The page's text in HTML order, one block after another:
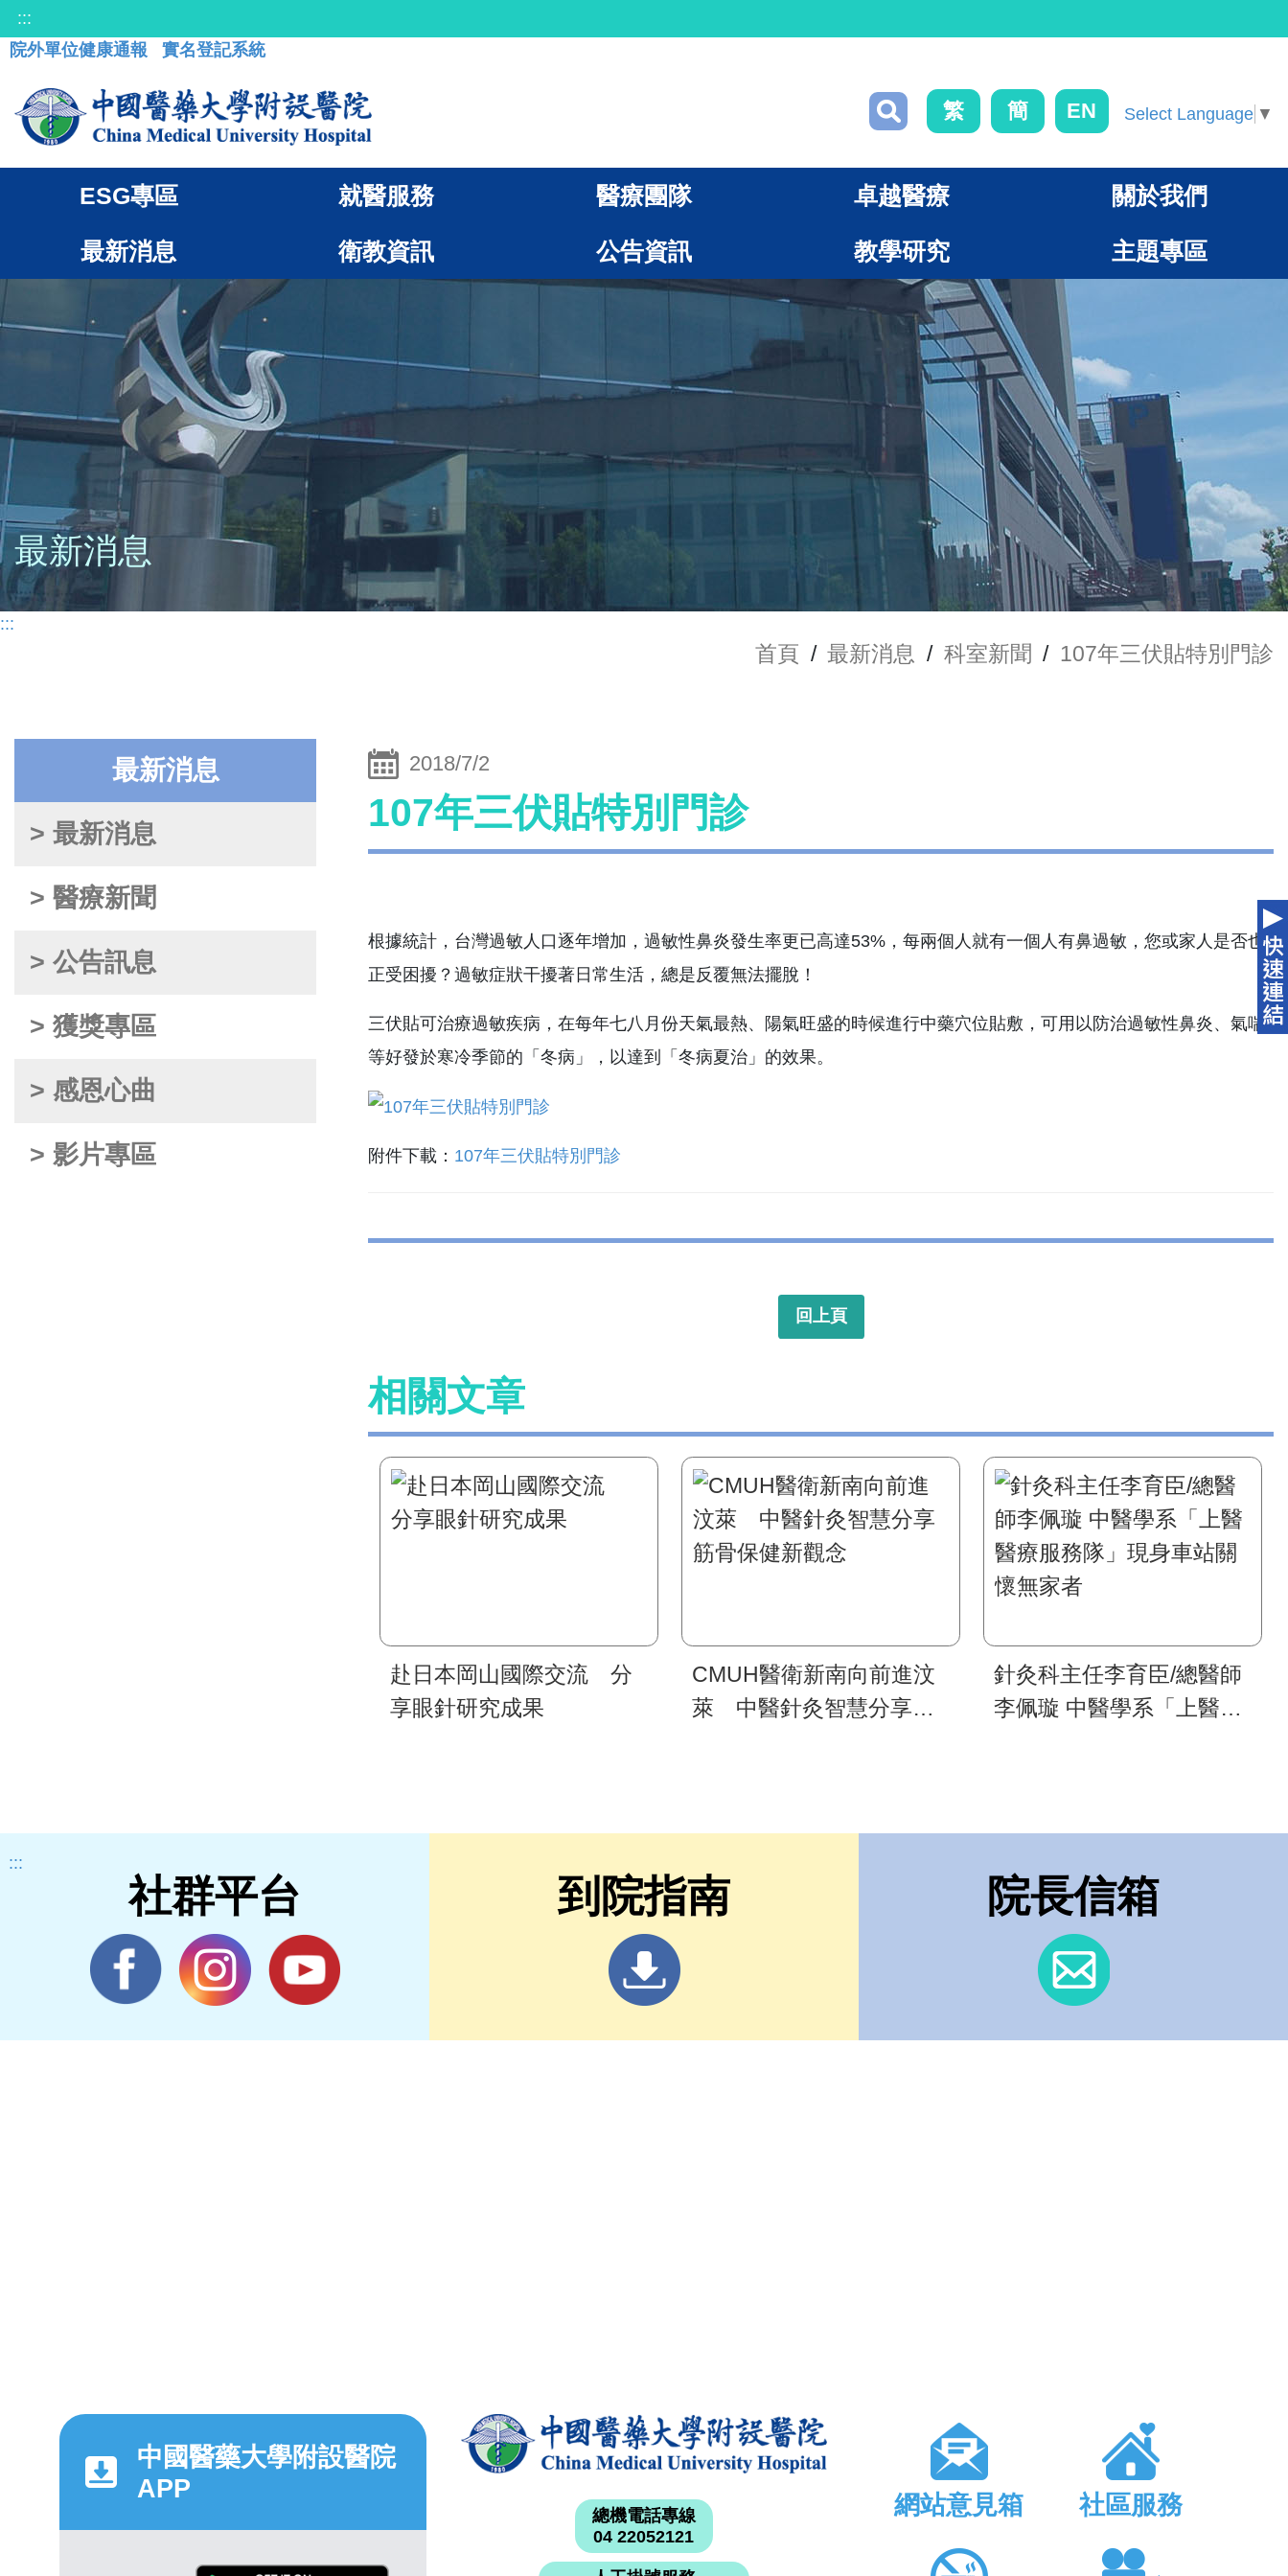
:::
院外單位健康通報
實名登記系統
繁 簡 EN Select Language ▼
ESG專區 就醫服務 醫療團隊 卓越醫療 關於我們
最新消息 衛教資訊 公告資訊 教學研究 主題專區
最新消息
:::
首頁 / 最新消息 / 科室新聞 / 107年三伏貼特別門診
最新消息
> 最新消息
> 醫療新聞
> 公告訊息
> 獲獎專區
> 感恩心曲
> 影片專區
2018/7/2
107年三伏貼特別門診
根據統計，台灣過敏人口逐年增加，過敏性鼻炎發生率更已高達53%，每兩個人就有一個人有鼻過敏，您或家人是否也
正受困擾？過敏症狀干擾著日常生活，總是反覆無法擺脫！
三伏貼可治療過敏疾病，在每年七八月份天氣最熱、陽氣旺盛的時候進行中藥穴位貼敷，可用以防治過敏性鼻炎、氣喘
等好發於寒冷季節的「冬病」，以達到「冬病夏治」的效果。
附件下載： 107年三伏貼特別門診
回上頁
相關文章
赴日本岡山國際交流 分
享眼針研究成果
CMUH醫衛新南向前進汶
萊 中醫針灸智慧分享筋
針灸科主任李育臣/總醫師
李佩璇 中醫學系「上醫醫
:::
社群平台 到院指南 院長信箱
中國醫藥大學附設醫院
APP
總機電話專線
04 22052121
網站意見箱 社區服務